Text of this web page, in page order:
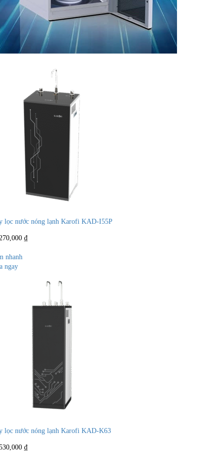
lọc nước nóng lạnh Karofi KAD-I55P
₫
nhanh
ngay
lọc nước nóng lạnh Karofi KAD-K63
₫